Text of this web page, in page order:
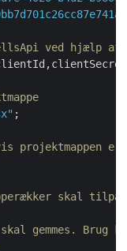
ved hjælp
;
projektmappen
skal
gemmes.